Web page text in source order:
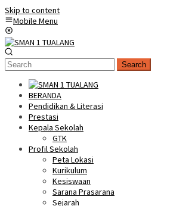
Skip to content
Mobile Menu
Search
BERANDA
Pendidikan & Literasi
Prestasi
Kepala Sekolah
GTK
Profil Sekolah
Peta Lokasi
Kurikulum
Kesiswaan
Sarana Prasarana
Sejarah